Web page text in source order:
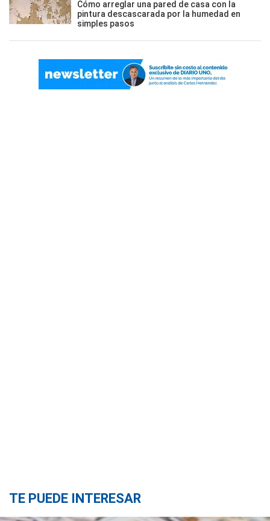
Cómo arreglar una pared de casa con la
pintura descascarada por la humedad en
simples pasos
TE PUEDE INTERESAR